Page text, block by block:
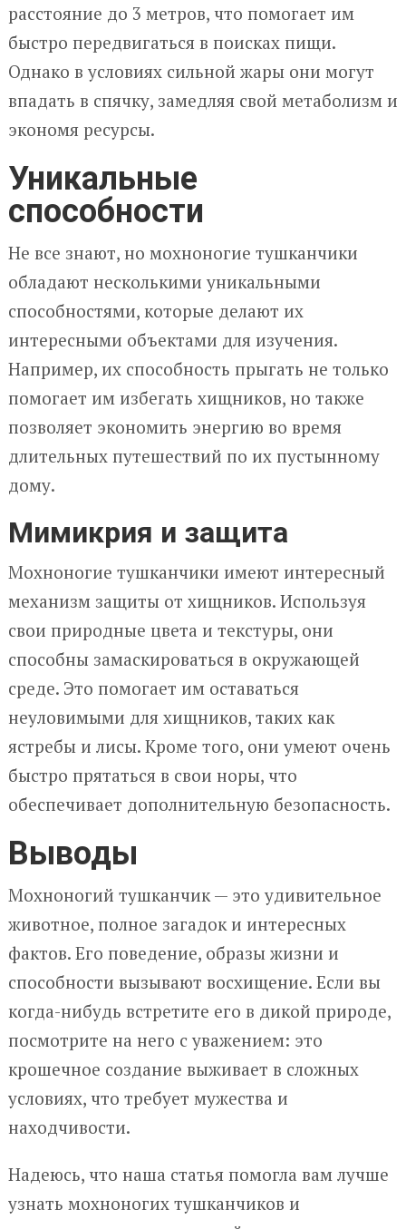
расстояние до 3 метров, что помогает им
быстро передвигаться в поисках пищи.
Однако в условиях сильной жары они могут
впадать в спячку, замедляя свой метаболизм и
экономя ресурсы.
Уникальные
способности
Не все знают, но мохноногие тушканчики
обладают несколькими уникальными
способностями, которые делают их
интересными объектами для изучения.
Например, их способность прыгать не только
помогает им избегать хищников, но также
позволяет экономить энергию во время
длительных путешествий по их пустынному
дому.
Мимикрия и защита
Мохноногие тушканчики имеют интересный
механизм защиты от хищников. Используя
свои природные цвета и текстуры, они
способны замаскироваться в окружающей
среде. Это помогает им оставаться
неуловимыми для хищников, таких как
ястребы и лисы. Кроме того, они умеют очень
быстро прятаться в свои норы, что
обеспечивает дополнительную безопасность.
Выводы
Мохноногий тушканчик — это удивительное
животное, полное загадок и интересных
фактов. Его поведение, образы жизни и
способности вызывают восхищение. Если вы
когда-нибудь встретите его в дикой природе,
посмотрите на него с уважением: это
крошечное создание выживает в сложных
условиях, что требует мужества и
находчивости.
Надеюсь, что наша статья помогла вам лучше
узнать мохноногих тушканчиков и